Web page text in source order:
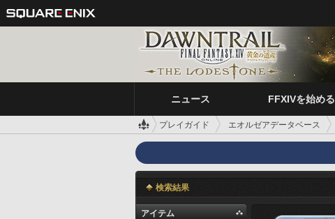
ニュース FFXIVを始める
プレイガイド エオルゼアデータベース
検索結果
アイテム